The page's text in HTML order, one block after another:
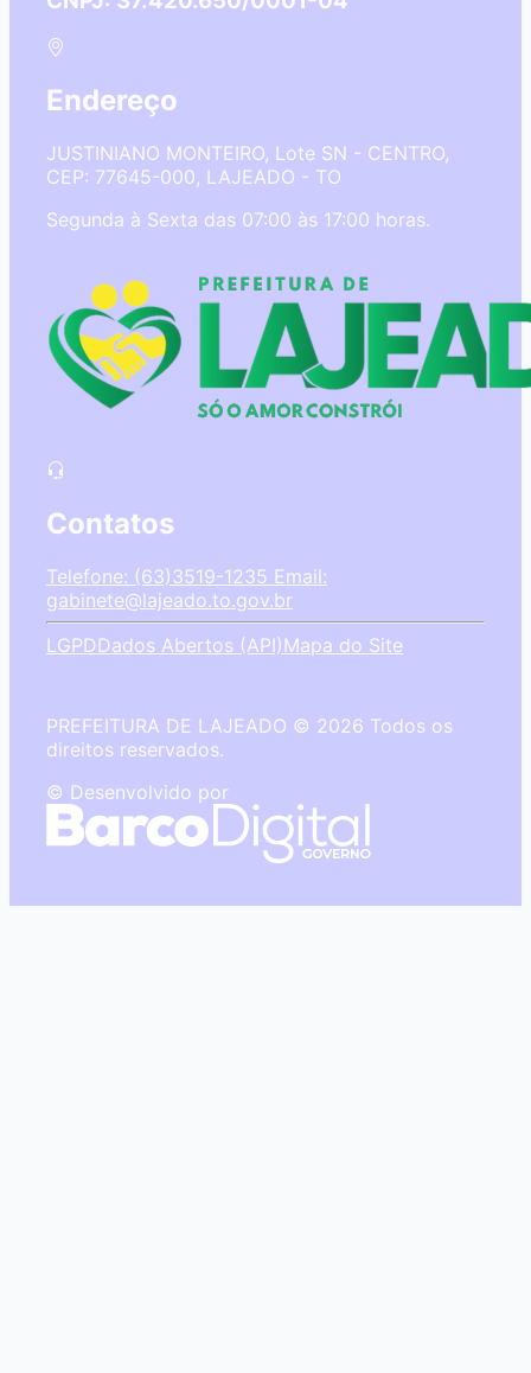
Endereço
JUSTINIANO MONTEIRO, Lote SN - CENTRO,
CEP: 77645-000, LAJEADO - TO
Segunda à Sexta das 07:00 às 17:00 horas.
Contatos
Telefone: (63)3519-1235 Email:
gabinete@lajeado.to.gov.br
LGPDDados Abertos (API)Mapa do Site
PREFEITURA DE LAJEADO © 2026 Todos os
direitos reservados.
© Desenvolvido por